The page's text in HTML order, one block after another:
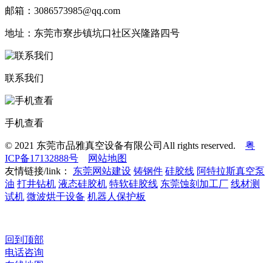
邮箱：3086573985@qq.com
地址：东莞市寮步镇坑口社区兴隆路四号
联系我们
手机查看
© 2021 东莞市品雅真空设备有限公司All rights reserved. 粤
ICP备17132888号
网站地图
友情链接/link：
东莞网站建设 铸钢件 硅胶线 阿特拉斯真空泵
油 打井钻机 液态硅胶机 特软硅胶线 东莞蚀刻加工厂 线材测
试机 微波烘干设备 机器人保护板
回到顶部
电话咨询